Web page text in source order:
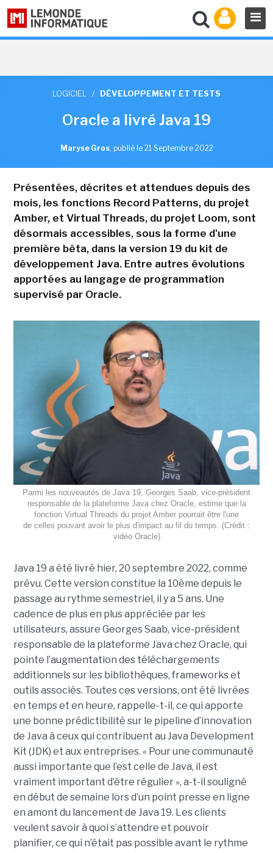
LOGICIEL / DÉVELOPPEMENT ET TESTS
Oracle a livré Java 19
Maryse Gros, publié le 21 Septembre 2022
Présentées, décrites et attendues depuis des
mois, les fonctions Record Patterns, du projet
Amber, et Virtual Threads, du projet Loom, sont
désormais accessibles, sous la forme d'une
première bêta, dans la version 19 du kit de
développement Java. Entre autres évolutions
apportées au langage de programmation
supervisé par Oracle.
Parmi les nouveautés de Java 19, Georges Saab, vice-président
responsable de la plateforme Java chez Oracle, estime que la
fonction Virtual Threads du projet Amber pourrait être l'une
de celles pouvant avoir le plus d'impact au fil du temps. (Crédit :
vidéo Oracle)
Java 19 a été livré hier, 20 septembre 2022, comme
prévu. Cette version constitue la 10ème depuis le
passage au rythme semestriel, il y a 5 ans. Une
cadence de plus en plus appréciée par les
utilisateurs, assure Georges Saab, vice-président
responsable de la plateforme Java chez Oracle, qui
pointe l’augmentation des téléchargements
additionnels sur les bibliothèques, frameworks et
outils associés. Toutes ces versions, ont été livrées
en temps et en heure, rappelle-t-il, ce qui apporte
une bonne prédictibilité sur le pipeline d’innovation
de Java à ceux qui contribuent au Java Development
Kit (JDK) et aux entreprises. « Pour une communauté
aussi importante que l’est celle de Java, il est
vraiment important d’être régulier », a-t-il souligné
en début de semaine lors d’un point presse en ligne
en amont du lancement de Java 19. Les clients
veulent savoir à quoi s’attendre et pouvoir
planifier, ce qui n’était pas possible avant le rythme